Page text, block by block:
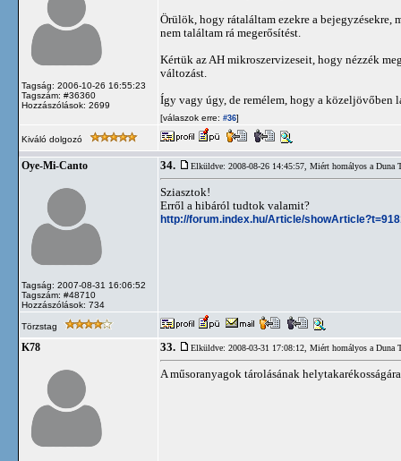
Tagság: 2006-10-26 16:55:23
Tagszám: #36360
Hozzászólások: 2699
Örülök, hogy rátaláltam ezekre a bejegyzésekre,
nem találtam rá megerősítést.
Kértük az AH mikroszervizeseit, hogy nézzék
változást.
Így vagy úgy, de remélem, hogy a közeljövőben
[válaszok erre: #36]
Kiváló dolgozó
Oye-Mi-Canto
Tagság: 2007-08-31 16:06:52
Tagszám: #48710
Hozzászólások: 734
34. Elküldve: 2008-08-26 14:45:57, Miért homályos a Duna
Sziasztok!
Erről a hibáról tudtok valamit?
http://forum.index.hu/Article/
Törzstag
K78 33. Elküldve: 2008-03-31 17:08:12, Miért homályos a Duna
A műsoranyagok tárolásának